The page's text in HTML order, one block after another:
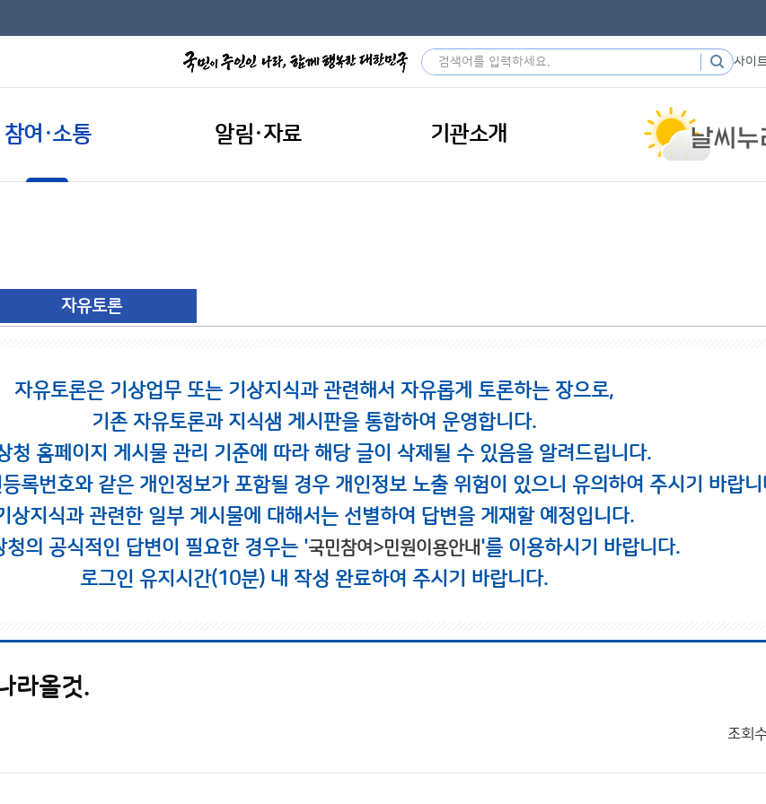
사이
참여·소통 알림·자료 기관소개
자유토론
자유토론은 기상업무 또는 기상지식과 관련해서 자유롭게 토론하는 장으로,
기존 자유토론과 지식샘 게시판을 통합하여 운영합니다.
청 홈페이지 게시물 관리 기준에 따라 해당 글이 삭제될 수 있음을 알려드립니다.
록번호와 같은 개인정보가 포함될 경우 개인정보 노출 위험이 있으니 유의하여 주시기 바랍니
상지식과 관련한 일부 게시물에 대해서는 선별하여 답변을 게재할 예정입니다.
의 공식적인 답변이 필요한 경우는 '국민참여>민원이용안내'를 이용하시기 바랍니다.
로그인 유지시간(10분) 내 작성 완료하여 주시기 바랍니다.
라올것.
조회